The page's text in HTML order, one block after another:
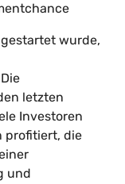
wurde,
letzten
Investoren
profitiert, die
und